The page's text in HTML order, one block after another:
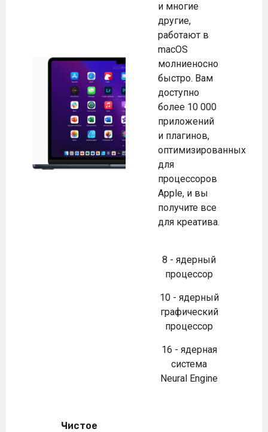
и многие
другие,
работают в
macOS
молниеносно
быстро. Вам
доступно
более 10 000
приложений
и плагинов,
оптимизированных
для
процессоров
Apple, и вы
получите все
для креатива.
8 - ядерный
процессор
10 - ядерный
графический
процессор
16 - ядерная
система
Neural Engine
Чистое